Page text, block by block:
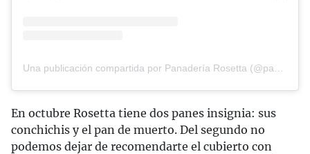
En octubre Rosetta tiene dos panes insignia: sus
conchichis y el pan de muerto. Del segundo no
podemos dejar de recomendarte el cubierto con